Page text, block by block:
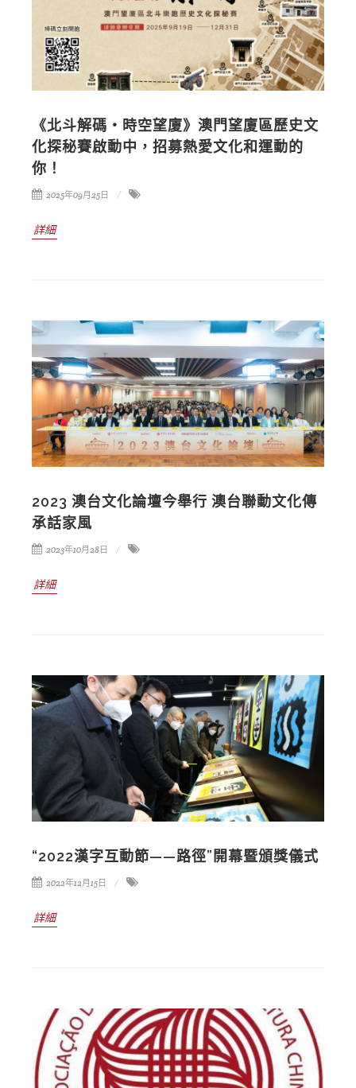
《北斗解碼・時空望廈》澳門望廈區歷史文
化探秘賽啟動中，招募熱愛文化和運動的
你！
2025年09月25日
詳細
2023 澳台文化論壇今舉行 澳台聯動文化傳
承話家風
2023年10月28日
詳細
“2022漢字互動節——路徑”開幕暨頒獎儀式
2022年12月15日
詳細